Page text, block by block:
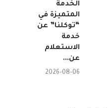
الخدمة
المتميزة في
“توكلنا” عن
خدمة
الاستعلام
عن...
2026-08-06